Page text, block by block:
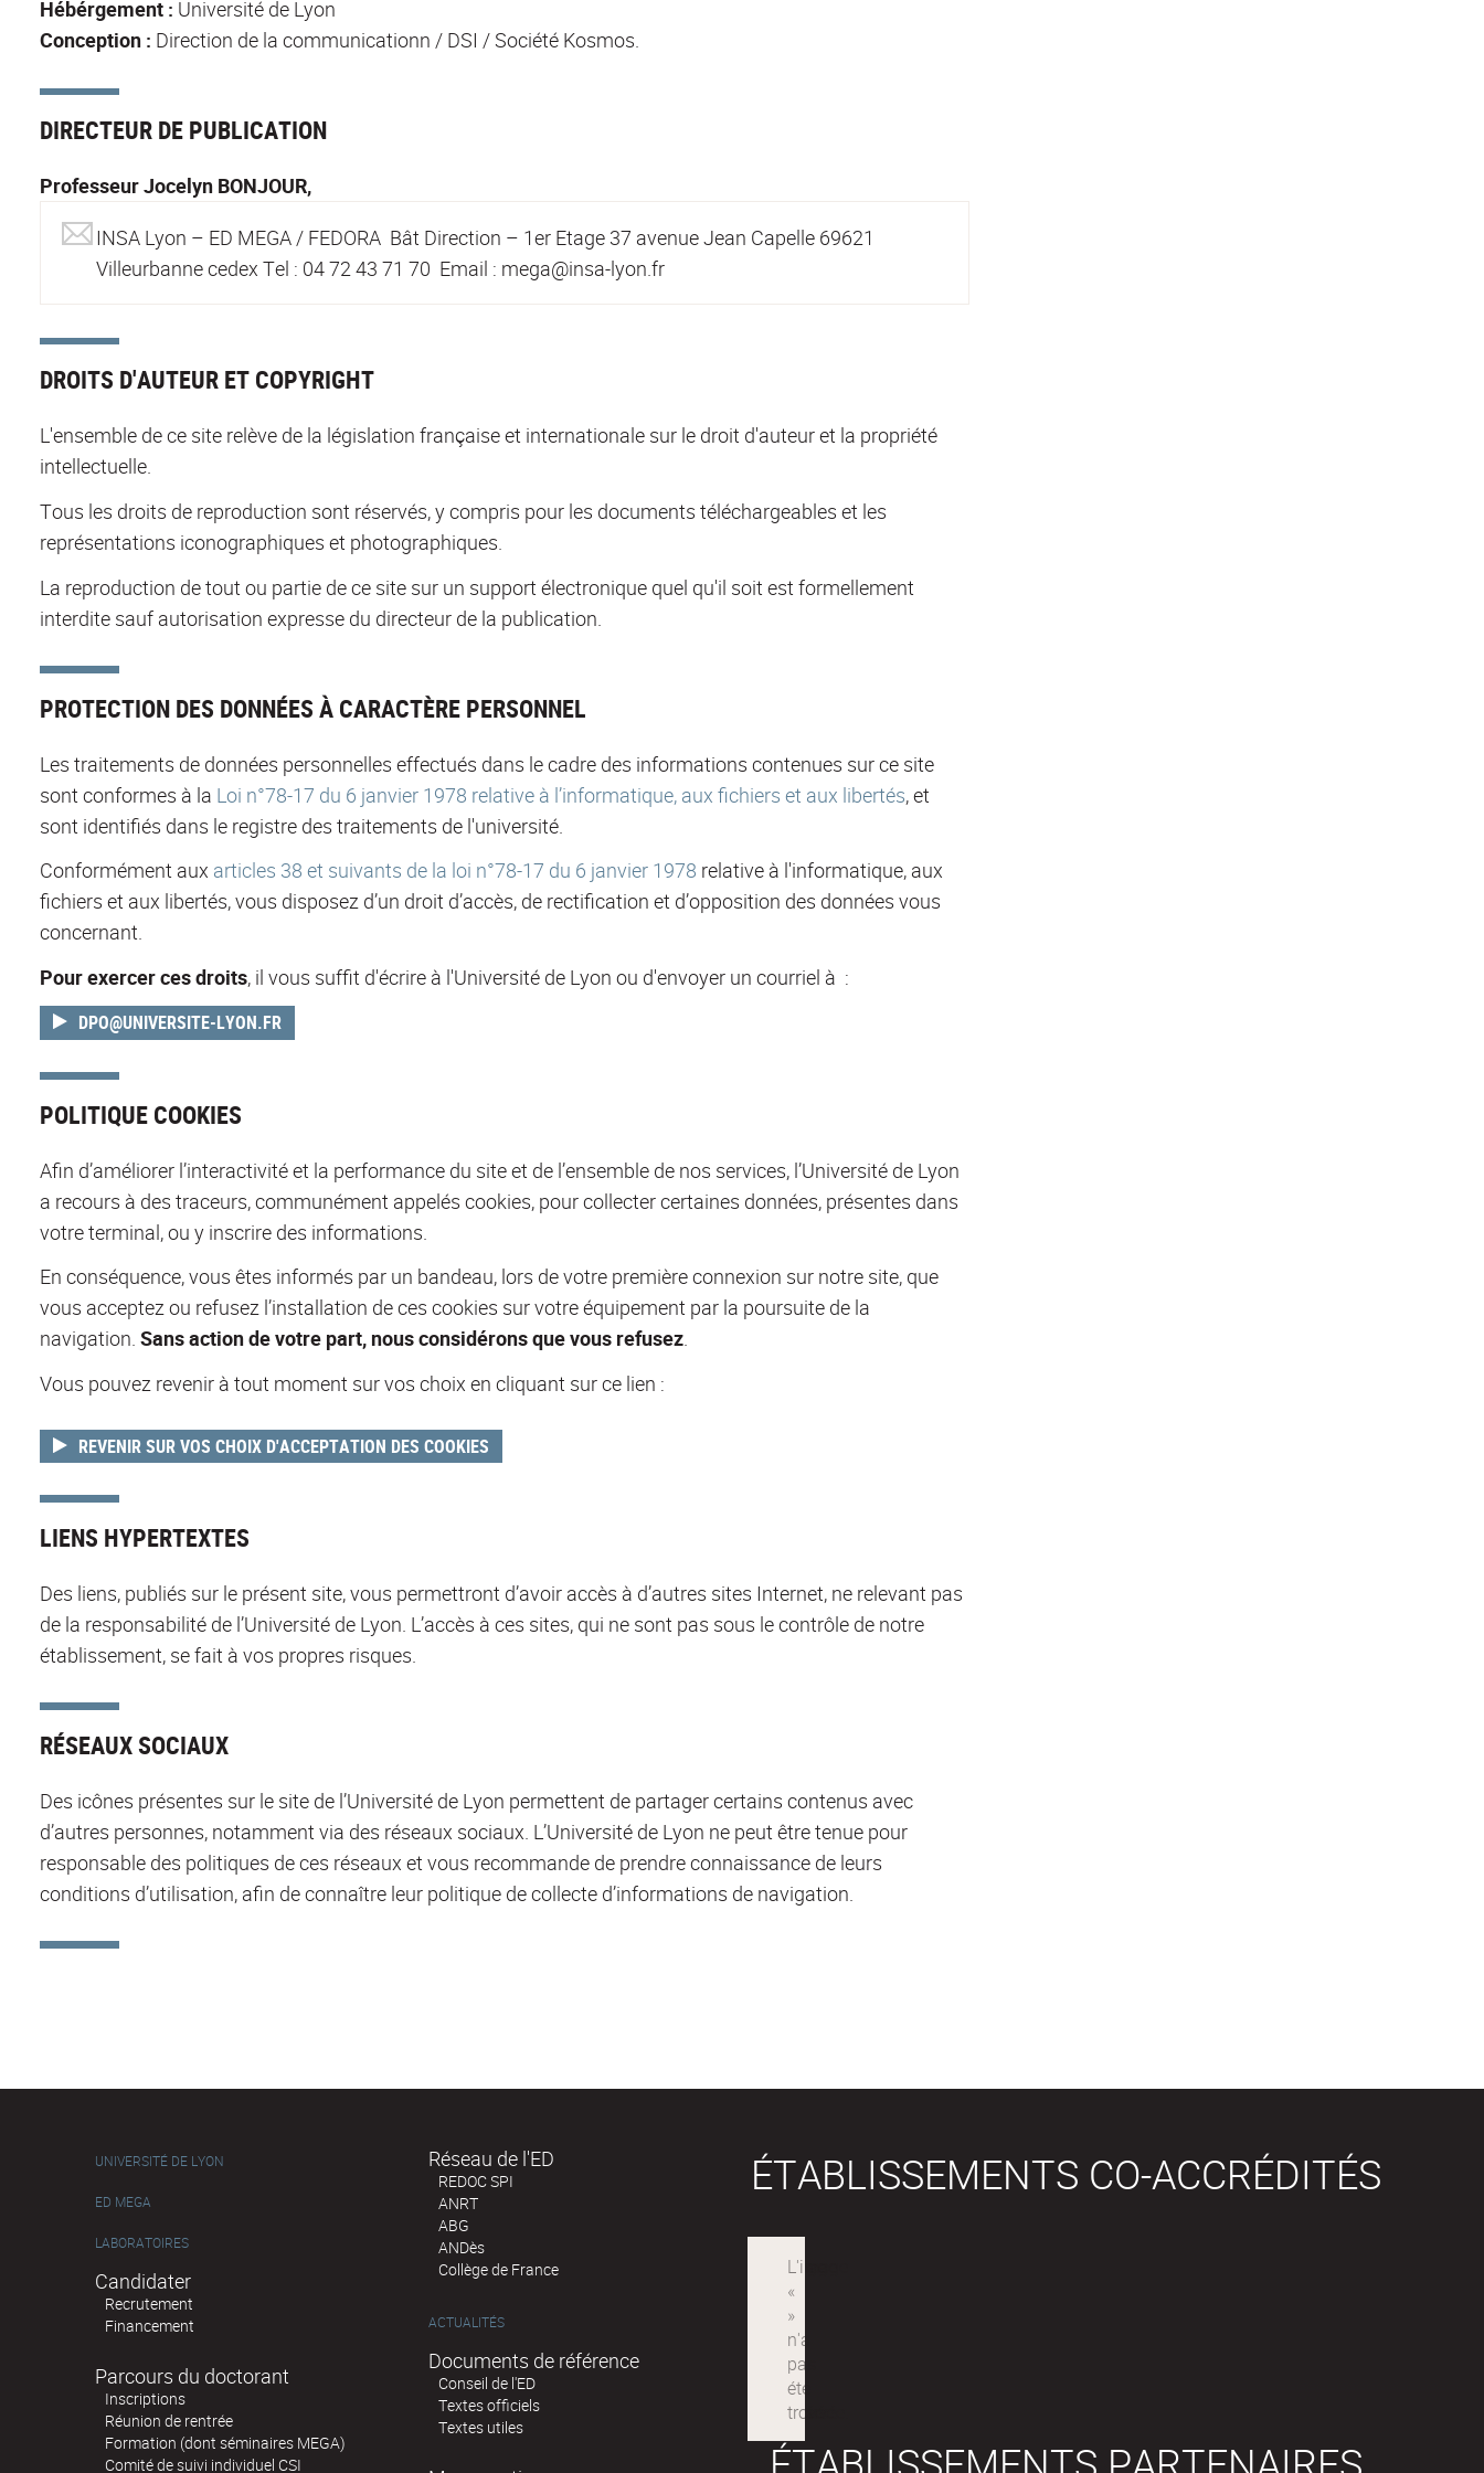
Hébérgement : Université de Lyon
Conception : Direction de la communicationn / DSI / Société Kosmos.
DIRECTEUR DE PUBLICATION
Professeur Jocelyn BONJOUR,
INSA Lyon – ED MEGA / FEDORA Bât Direction – 1er Etage 37 avenue Jean Capelle 69621
Villeurbanne cedex Tel : 04 72 43 71 70 Email : mega@insa-lyon.fr
DROITS D'AUTEUR ET COPYRIGHT
L'ensemble de ce site relève de la législation française et internationale sur le droit d'auteur et la propriété
intellectuelle.
Tous les droits de reproduction sont réservés, y compris pour les documents téléchargeables et les
représentations iconographiques et photographiques.
La reproduction de tout ou partie de ce site sur un support électronique quel qu'il soit est formellement
interdite sauf autorisation expresse du directeur de la publication.
PROTECTION DES DONNÉES À CARACTÈRE PERSONNEL
Les traitements de données personnelles effectués dans le cadre des informations contenues sur ce site
sont conformes à la Loi n°78-17 du 6 janvier 1978 relative à l’informatique, aux fichiers et aux libertés, et
sont identifiés dans le registre des traitements de l'université.
Conformément aux articles 38 et suivants de la loi n°78-17 du 6 janvier 1978 relative à l'informatique, aux
fichiers et aux libertés, vous disposez d’un droit d’accès, de rectification et d’opposition des données vous
concernant.
Pour exercer ces droits, il vous suffit d'écrire à l'Université de Lyon ou d'envoyer un courriel à :
DPO@UNIVERSITE-LYON.FR
POLITIQUE COOKIES
Afin d’améliorer l’interactivité et la performance du site et de l’ensemble de nos services, l’Université de Lyon
a recours à des traceurs, communément appelés cookies, pour collecter certaines données, présentes dans
votre terminal, ou y inscrire des informations.
En conséquence, vous êtes informés par un bandeau, lors de votre première connexion sur notre site, que
vous acceptez ou refusez l’installation de ces cookies sur votre équipement par la poursuite de la
navigation. Sans action de votre part, nous considérons que vous refusez.
Vous pouvez revenir à tout moment sur vos choix en cliquant sur ce lien :
REVENIR SUR VOS CHOIX D'ACCEPTATION DES COOKIES
LIENS HYPERTEXTES
Des liens, publiés sur le présent site, vous permettront d’avoir accès à d’autres sites Internet, ne relevant pas
de la responsabilité de l’Université de Lyon. L’accès à ces sites, qui ne sont pas sous le contrôle de notre
établissement, se fait à vos propres risques.
RÉSEAUX SOCIAUX
Des icônes présentes sur le site de l’Université de Lyon permettent de partager certains contenus avec
d’autres personnes, notamment via des réseaux sociaux. L’Université de Lyon ne peut être tenue pour
responsable des politiques de ces réseaux et vous recommande de prendre connaissance de leurs
conditions d’utilisation, afin de connaître leur politique de collecte d’informations de navigation.
UNIVERSITÉ DE LYON
ED MEGA
LABORATOIRES
Candidater
Recrutement
Financement
Parcours du doctorant
Inscriptions
Réunion de rentrée
Formation (dont séminaires MEGA)
Comité de suivi individuel CSI
Réseau de l'ED
REDOC SPI
ANRT
ABG
ANDès
Collège de France
ACTUALITÉS
Documents de référence
Conseil de l'ED
Textes officiels
Textes utiles
ÉTABLISSEMENTS CO-ACCRÉDITÉS